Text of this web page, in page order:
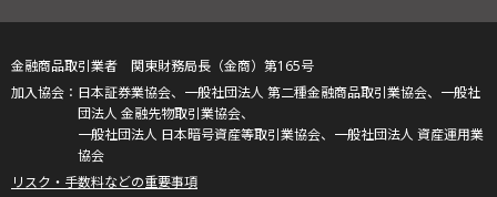
金融商品取引業者 関東財務局長（金商）第165号
日本証券業協会、一般社団法人 第二種金融商品取引業協会、一般社
団法人 金融先物取引業協会、
一般社団法人 日本暗号資産等取引業協会、一般社団法人 資産運用業
協会
リスク・手数料などの重要事項